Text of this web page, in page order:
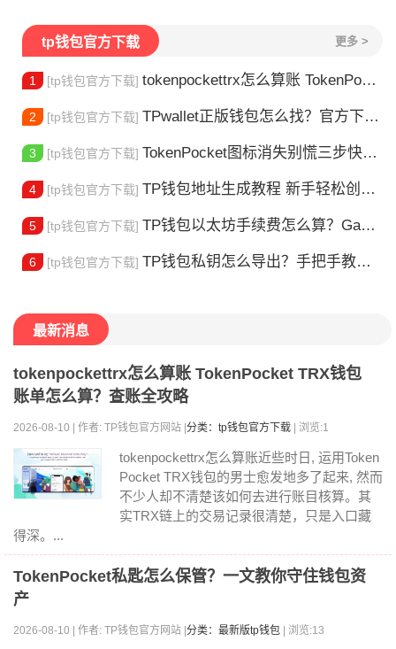
tp钱包官方下载 更多 >
1 [tp钱包官方下载] tokenpockettrx怎么算账 TokenPocket TRX钱包账单怎么算？查账全攻略
2 [tp钱包官方下载] TPwallet正版钱包怎么找？官方下载渠道全解析
3 [tp钱包官方下载] TokenPocket图标消失别慌三步快速找回你的钱包
4 [tp钱包官方下载] TP钱包地址生成教程 新手轻松创建钱包
5 [tp钱包官方下载] TP钱包以太坊手续费怎么算？Gas 费省钱全攻略
6 [tp钱包官方下载] TP钱包私钥怎么导出？手把手教你安全备份助记词
最新消息
tokenpockettrx怎么算账 TokenPocket TRX钱包
账单怎么算？查账全攻略
2026-08-10 | 作者: TP钱包官方网站 | 分类：tp钱包官方下载 | 浏览:1
tokenpockettrx怎么算账近些时日, 运用Token
Pocket TRX钱包的男士愈发地多了起来, 然而
不少人却不清楚该如何去进行账目核算。其
实TRX链上的交易记录很清楚，只是入口藏
得深。...
TokenPocket私匙怎么保管？一文教你守住钱包资
产
2026-08-10 | 作者: TP钱包官方网站 | 分类：最新版tp钱包 | 浏览:13